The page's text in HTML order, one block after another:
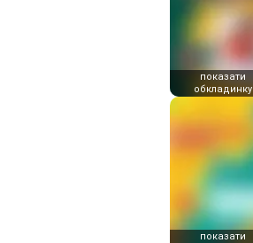
показати
обкладинку
показати